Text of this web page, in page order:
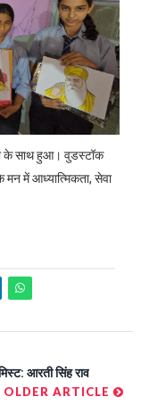
के साथ हुआ। वुडस्टॉक
मन में आध्यात्मिकता, सेवा
आरती सिंह राव
OLDER ARTICLE